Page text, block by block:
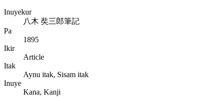
Inuyekur
八木 奘三郎筆記
Pa
1895
Ikir
Article
Itak
Aynu itak, Sisam itak
Inuye
Kana, Kanji